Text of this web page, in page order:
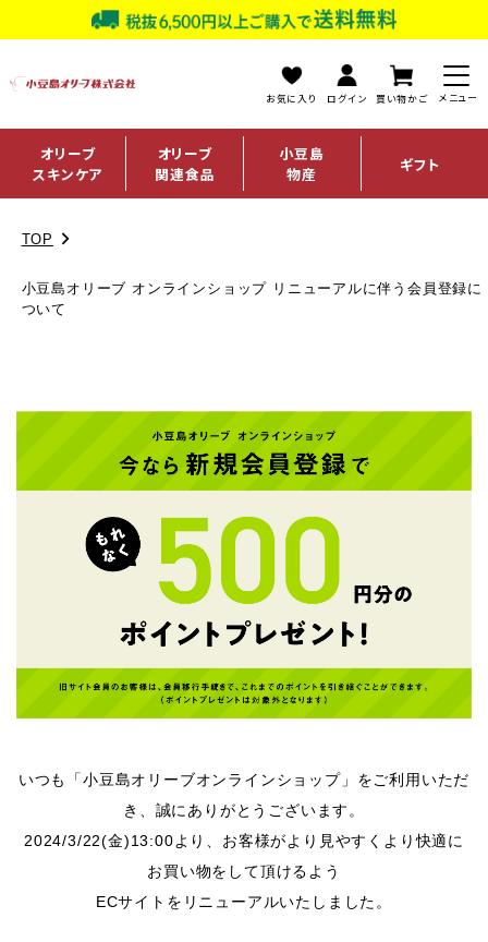
お気に入り ログイン 買い物かご
オリーブ
スキンケア
オリーブ
関連食品
小豆島
物産
ギフト
TOP
小豆島オリーブ オンラインショップ リニューアルに伴う会員登録に
ついて
いつも「小豆島オリーブオンラインショップ」をご利用いただ
き、誠にありがとうございます。
2024/3/22(金)13:00より、お客様がより見やすくより快適に
お買い物をして頂けるよう
ECサイトをリニューアルいたしました。